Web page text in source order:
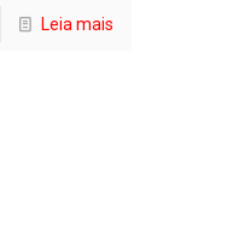
Leia mais